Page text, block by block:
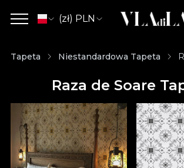
(zł) PLN
Tapeta Niestandardowa Tapeta
Raza de Soare